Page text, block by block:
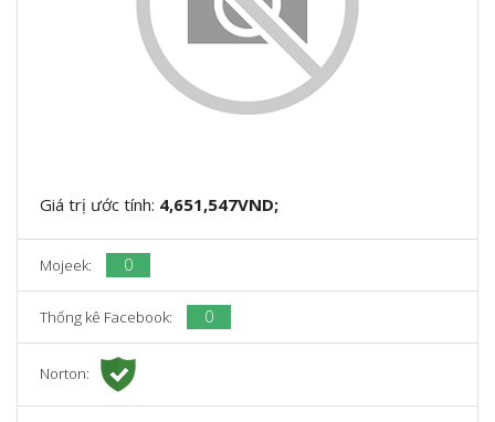
Giá trị ước tính: 4,651,547VND;
Mojeek: 0
Thống kê Facebook: 0
Norton: